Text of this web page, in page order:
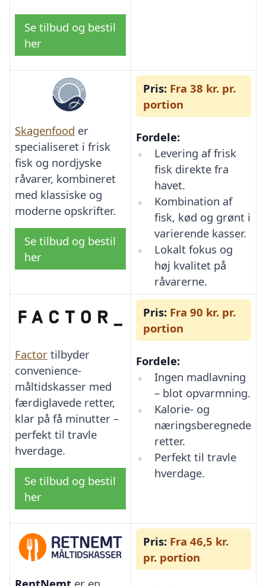
Se tilbud og bestil
her
Skagenfood er
specialiseret i frisk
fisk og nordjyske
råvarer, kombineret
med klassiske og
moderne opskrifter.
Se tilbud og bestil
her
Pris: Fra 38 kr. pr.
portion
Fordele:
Levering af frisk
fisk direkte fra
havet.
Kombination af
fisk, kød og grønt i
varierende kasser.
Lokalt fokus og
høj kvalitet på
råvarerne.
Factor tilbyder
convenience-
måltidskasser med
færdiglavede retter,
klar på få minutter –
perfekt til travle
hverdage.
Se tilbud og bestil
her
Pris: Fra 90 kr. pr.
portion
Fordele:
Ingen madlavning
– blot opvarmning.
Kalorie- og
næringsberegnede
retter.
Perfekt til travle
hverdage.
Pris: Fra 46,5 kr.
pr. portion